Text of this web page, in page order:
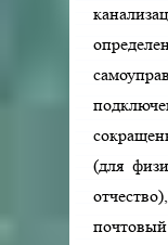
(для